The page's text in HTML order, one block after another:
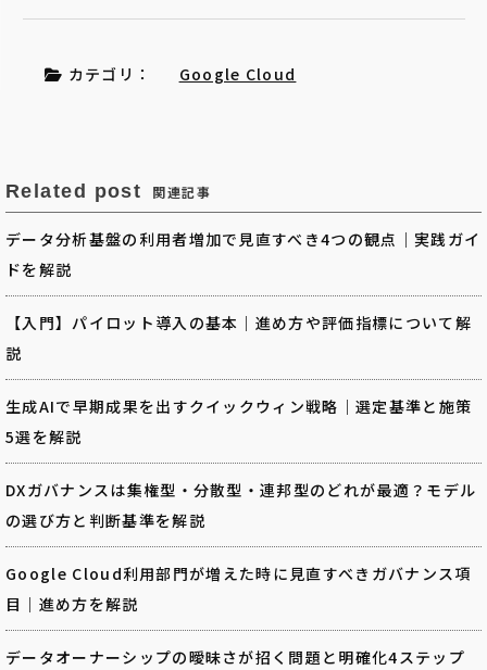
カテゴリ： Google Cloud
Related post 関連記事
データ分析基盤の利用者増加で見直すべき4つの観点｜実践ガイ
ドを解説
【入門】パイロット導入の基本｜進め方や評価指標について解
説
生成AIで早期成果を出すクイックウィン戦略｜選定基準と施策
5選を解説
DXガバナンスは集権型・分散型・連邦型のどれが最適？モデル
の選び方と判断基準を解説
Google Cloud利用部門が増えた時に見直すべきガバナンス項
目｜進め方を解説
データオーナーシップの曖昧さが招く問題と明確化4ステップ